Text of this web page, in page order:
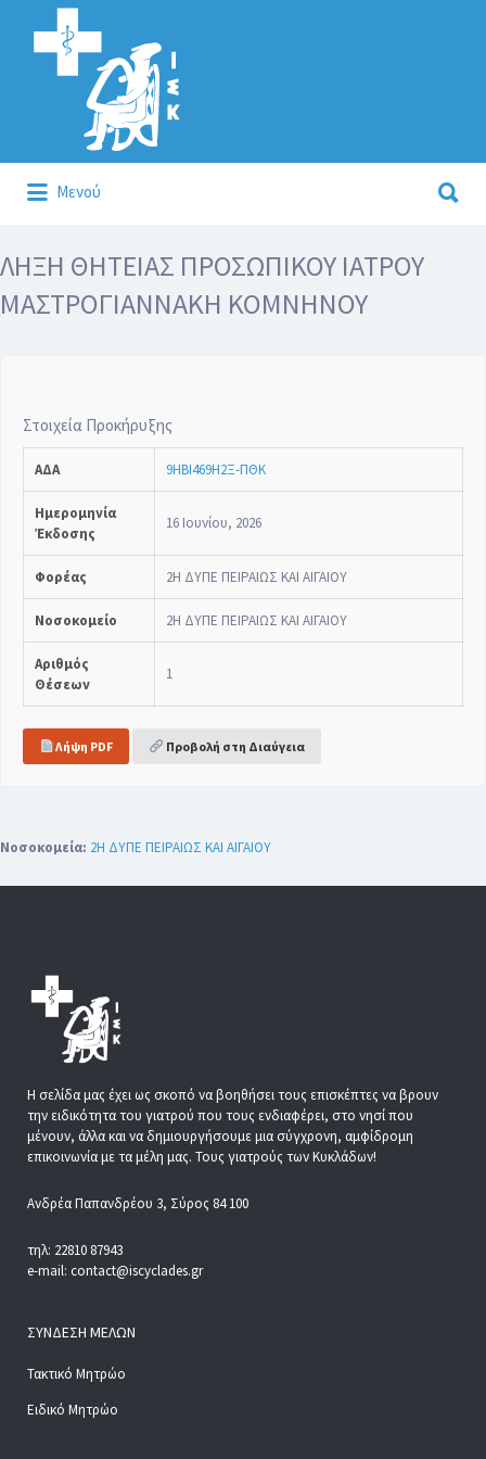
Αναζήτηση
για:
Μενού
για:
ΛΗΞΗ ΘΗΤΕΙΑΣ ΠΡΟΣΩΠΙΚΟΥ ΙΑΤΡΟΥ
ΜΑΣΤΡΟΓΙΑΝΝΑΚΗ ΚΟΜΝΗΝΟΥ
Στοιχεία Προκήρυξης
ΑΔΑ 9ΗΒΙ469Η2Ξ-ΠΘΚ
Ημερομηνία
Έκδοσης
16 Ιουνίου, 2026
Φορέας 2Η ΔΥΠΕ ΠΕΙΡΑΙΩΣ ΚΑΙ ΑΙΓΑΙΟΥ
Νοσοκομείο 2Η ΔΥΠΕ ΠΕΙΡΑΙΩΣ ΚΑΙ ΑΙΓΑΙΟΥ
Αριθμός
Θέσεων
1
Λήψη PDF Προβολή στη Διαύγεια
Νοσοκομεία: 2Η ΔΥΠΕ ΠΕΙΡΑΙΩΣ ΚΑΙ ΑΙΓΑΙΟΥ
Η σελίδα μας έχει ως σκοπό να βοηθήσει τους επισκέπτες να βρουν
την ειδικότητα του γιατρού που τους ενδιαφέρει, στο νησί που
μένουν, άλλα και να δημιουργήσουμε μια σύγχρονη, αμφίδρομη
επικοινωνία με τα μέλη μας. Τους γιατρούς των Κυκλάδων!
Ανδρέα Παπανδρέου 3, Σύρος 84 100
τηλ: 22810 87943
e-mail: contact@iscyclades.gr
ΣΎΝΔΕΣΗ ΜΕΛΏΝ
Τακτικό Μητρώο
Ειδικό Μητρώο